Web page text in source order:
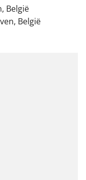
België
België